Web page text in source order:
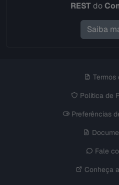
RESTdo
Saiba
Termos
Política de
Preferências
Fale
Conheça